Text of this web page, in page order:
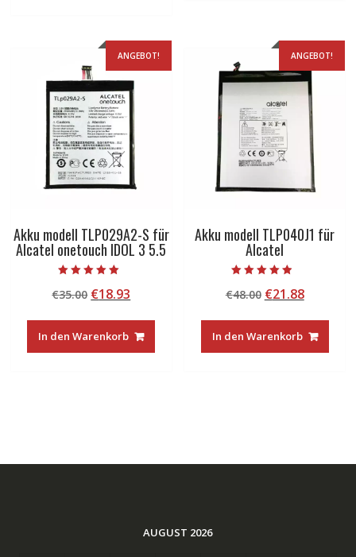
ANGEBOT!
Akku modell TLP029A2-S für
Alcatel onetouch IDOL 3 5.5
5.00
von 5
€35.00 Ursprünglicher
war:
€35.00
€18.93
ist:
€18.93.
In den Warenkorb
ANGEBOT!
Akku modell TLP040J1 für
Alcatel
4.50
von 5
€48.00 Ursprünglicher
war:
€48.00
€21.88
ist:
€21.88.
In den Warenkorb
AUGUST 2026